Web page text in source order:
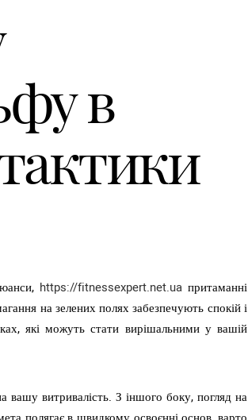
в
https://fitnessexpert.net.ua притаманні
на зелених полях забезпечують спокій і
які можуть стати вирішальними у вашій
витривалість. З іншого боку, погляд на